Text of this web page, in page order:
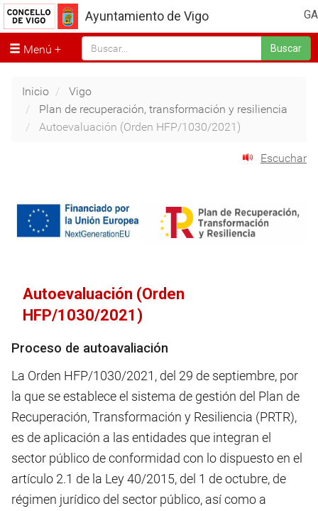
GA
Ayuntamiento de Vigo
Menú Buscar
Inicio
Vigo
Plan de recuperación, transformación y resiliencia
Autoevaluación (Orden HFP/1030/2021)
Escuchar
Autoevaluación (Orden
HFP/1030/2021)
Proceso de autoavaliación
La Orden HFP/1030/2021, del 29 de septiembre, por
la que se establece el sistema de gestión del Plan de
Recuperación, Transformación y Resiliencia (PRTR),
es de aplicación a las entidades que integran el
sector público de conformidad con lo dispuesto en el
artículo 2.1 de la Ley 40/2015, del 1 de octubre, de
régimen jurídico del sector público, así como a